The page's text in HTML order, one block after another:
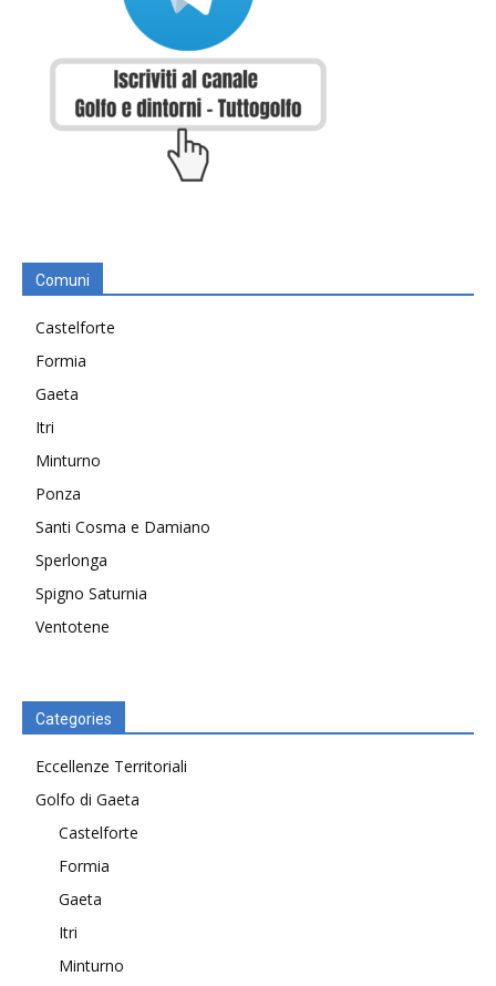
Comuni
Castelforte
Formia
Gaeta
Itri
Minturno
Ponza
Santi Cosma e Damiano
Sperlonga
Spigno Saturnia
Ventotene
Categories
Eccellenze Territoriali
Golfo di Gaeta
Castelforte
Formia
Gaeta
Itri
Minturno